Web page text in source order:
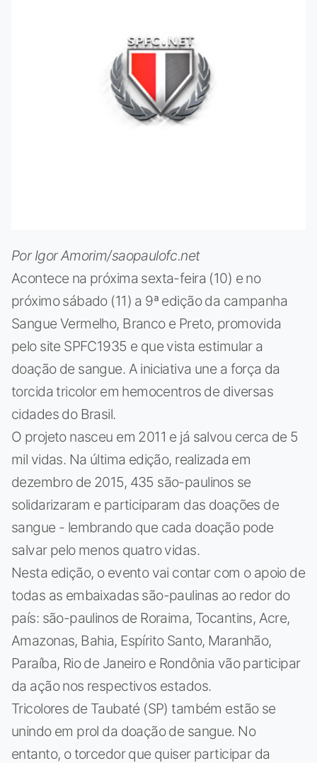
Por Igor Amorim/saopaulofc.net
Acontece na próxima sexta-feira (10) e no
próximo sábado (11) a 9ª edição da campanha
Sangue Vermelho, Branco e Preto, promovida
pelo site SPFC1935 e que vista estimular a
doação de sangue. A iniciativa une a força da
torcida tricolor em hemocentros de diversas
cidades do Brasil.
O projeto nasceu em 2011 e já salvou cerca de 5
mil vidas. Na última edição, realizada em
dezembro de 2015, 435 são-paulinos se
solidarizaram e participaram das doações de
sangue - lembrando que cada doação pode
salvar pelo menos quatro vidas.
Nesta edição, o evento vai contar com o apoio de
todas as embaixadas são-paulinas ao redor do
país: são-paulinos de Roraima, Tocantins, Acre,
Amazonas, Bahia, Espírito Santo, Maranhão,
Paraíba, Rio de Janeiro e Rondônia vão participar
da ação nos respectivos estados.
Tricolores de Taubaté (SP) também estão se
unindo em prol da doação de sangue. No
entanto, o torcedor que quiser participar da